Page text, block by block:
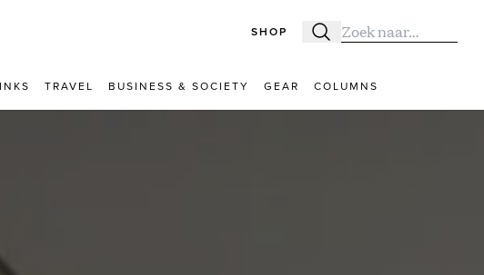
SHOP Zoeken
Zoek naar:
TRAVEL BUSINESS & SOCIETY GEAR COLUMNS